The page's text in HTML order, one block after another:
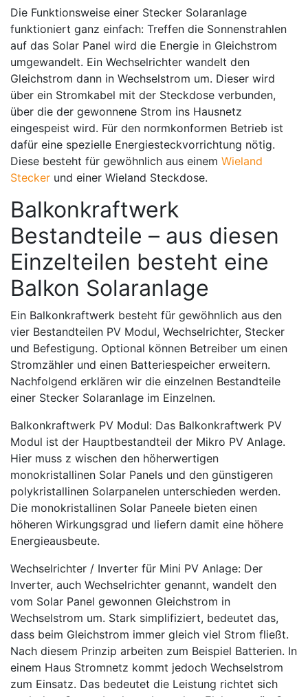
Die Funktionsweise einer Stecker Solaranlage
funktioniert ganz einfach: Treffen die Sonnenstrahlen
auf das Solar Panel wird die Energie in Gleichstrom
umgewandelt. Ein Wechselrichter wandelt den
Gleichstrom dann in Wechselstrom um. Dieser wird
über ein Stromkabel mit der Steckdose verbunden,
über die der gewonnene Strom ins Hausnetz
eingespeist wird. Für den normkonformen Betrieb ist
dafür eine spezielle Energiesteckvorrichtung nötig.
Diese besteht für gewöhnlich aus einem Wieland
Stecker und einer Wieland Steckdose.
Balkonkraftwerk
Bestandteile – aus diesen
Einzelteilen besteht eine
Balkon Solaranlage
Ein Balkonkraftwerk besteht für gewöhnlich aus den
vier Bestandteilen PV Modul, Wechselrichter, Stecker
und Befestigung. Optional können Betreiber um einen
Stromzähler und einen Batteriespeicher erweitern.
Nachfolgend erklären wir die einzelnen Bestandteile
einer Stecker Solaranlage im Einzelnen.
Balkonkraftwerk PV Modul: Das Balkonkraftwerk PV
Modul ist der Hauptbestandteil der Mikro PV Anlage.
Hier muss z wischen den höherwertigen
monokristallinen Solar Panels und den günstigeren
polykristallinen Solarpanelen unterschieden werden.
Die monokristallinen Solar Paneele bieten einen
höheren Wirkungsgrad und liefern damit eine höhere
Energieausbeute.
Wechselrichter / Inverter für Mini PV Anlage: Der
Inverter, auch Wechselrichter genannt, wandelt den
vom Solar Panel gewonnen Gleichstrom in
Wechselstrom um. Stark simplifiziert, bedeutet das,
dass beim Gleichstrom immer gleich viel Strom fließt.
Nach diesem Prinzip arbeiten zum Beispiel Batterien. In
einem Haus Stromnetz kommt jedoch Wechselstrom
zum Einsatz. Das bedeutet die Leistung richtet sich